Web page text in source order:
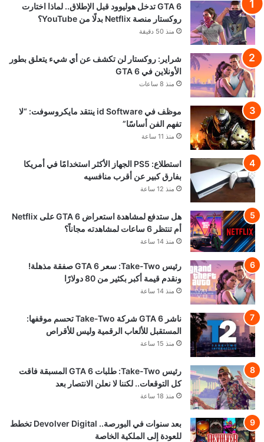
GTA 6 تدخل هوليوود قبل الإطلاق.. لماذا اختارت
روكستار منصة Netflix بدلًا من YouTube؟
منذ 50 دقيقة
شراير: روكستار لن تكشف عن أي شيء يتعلق بطور
الأونلاين في GTA 6
منذ 8 ساعات
موظف في id Software ينتقد مايكروسوفت: “لا
تفهم الفن أساسًا”
منذ 11 ساعة
استطلاع: PS5 الجهاز الأكثر استخدامًا في أمريكا
بفارق كبير عن أقرب منافسيه
منذ 12 ساعة
هل ستدفع لمشاهدة استعراض GTA 6 على Netflix
أم تنتظر 6 ساعات لمشاهدته مجاناً؟
منذ 14 ساعة
رئيس Take-Two: سعر GTA 6 صفقة مذهلة!
ونقدم قيمة أكبر بكثير من 80 دولارًا
منذ 14 ساعة
ناشر GTA 6 شركة Take-Two تحسم موقفها:
المستقبل للألعاب الرقمية وليس للأقراص
منذ 15 ساعة
رئيس Take-Two: طلبات GTA 6 المسبقة فاقت
كل التوقعات.. لكننا لا نعلن الانتصار بعد
منذ 18 ساعة
بعد سنوات في البورصة.. Devolver Digital تخطط
للعودة إلى الملكية الخاصة